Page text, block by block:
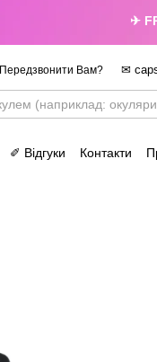
✈
Передзвонити Вам? ✉
✐ Відгуки Контакти